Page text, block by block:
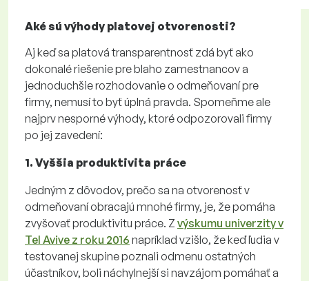
Aké sú výhody platovej otvorenosti?
Aj keď sa platová transparentnosť zdá byť ako
dokonalé riešenie pre blaho zamestnancov a
jednoduchšie rozhodovanie o odmeňovaní pre
firmy, nemusí to byť úplná pravda. Spomeňme ale
najprv nesporné výhody, ktoré odpozorovali firmy
po jej zavedení:
1. Vyššia produktivita práce
Jedným z dôvodov, prečo sa na otvorenosť v
odmeňovaní obracajú mnohé firmy, je, že pomáha
zvyšovať produktivitu práce. Z výskumu univerzity v
Tel Avive z roku 2016 napríklad vzišlo, že keď ľudia v
testovanej skupine poznali odmenu ostatných
účastníkov, boli náchylnejší si navzájom pomáhať a